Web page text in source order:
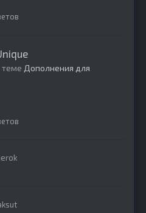
теме Дополнения для